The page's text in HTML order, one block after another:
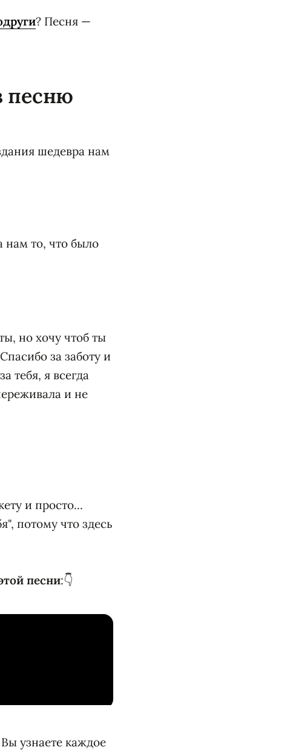
? Песня —
песню
шедевра нам
нам то, что было
но хочу чтоб ты
за заботу и
тебя, я всегда
и не
и просто...
потому что здесь
песни:👇
узнаете каждое